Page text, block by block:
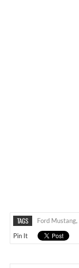
TAGS Ford Mustang,
Pin It